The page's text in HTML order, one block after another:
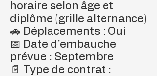
horaire selon âge et
diplôme (grille alternance)
🚗 Déplacements : Oui
📅 Date d’embauche
prévue : Septembre
📄 Type de contrat :